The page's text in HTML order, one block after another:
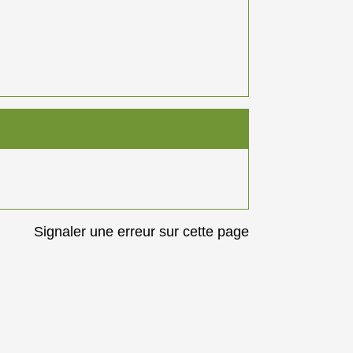
Signaler une erreur sur cette page